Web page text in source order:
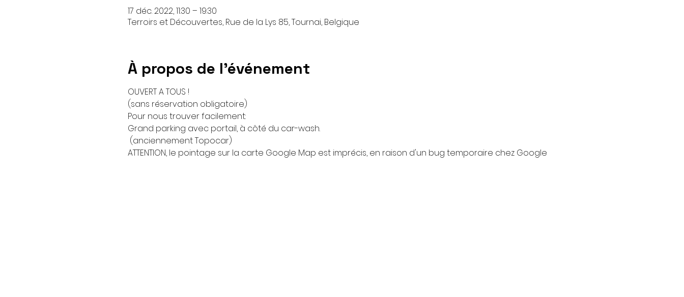
17 déc. 2022, 11:30 – 19:30
Terroirs et Découvertes, Rue de la Lys 85, Tournai, Belgique
À propos de l'événement
OUVERT A TOUS !
(sans réservation obligatoire)
Pour nous trouver facilement:
Grand parking avec portail, à côté du car-wash.
(anciennement Topocar)
ATTENTION, le pointage sur la carte Google Map est imprécis, en raison d'un bug temporaire chez Google